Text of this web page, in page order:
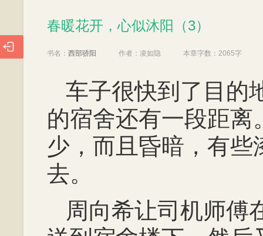
春暖花开，心似沐阳（3）
书名： 西部骄阳 作者： 凌如隐 本章字数： 2065字
车子很快到了目的
的宿舍还有一段距
少，而且昏暗，有
去。
周向希让司机师傅
